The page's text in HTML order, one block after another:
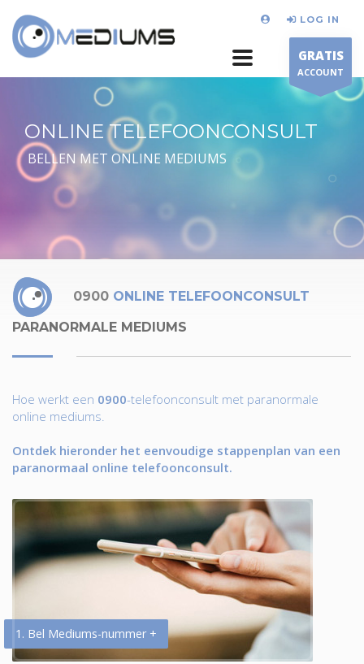
LOG IN
GRATIS
ACCOUNT
ONLINE TELEFOONCONSULT
BELLEN MET ONLINE MEDIUMS
0900 ONLINE TELEFOONCONSULT
PARANORMALE MEDIUMS
Hoe werkt een 0900-telefoonconsult met paranormale
online mediums.
Ontdek hieronder het eenvoudige stappenplan van een
paranormaal online telefoonconsult.
1. Bel Mediums-nummer +